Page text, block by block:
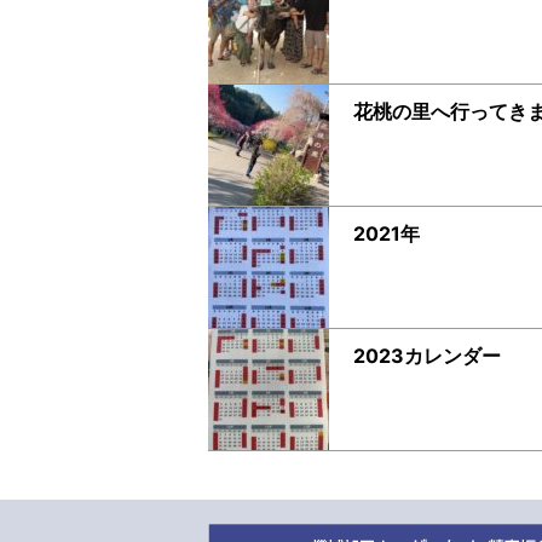
花桃の里へ行ってき
2021年
2023カレンダー